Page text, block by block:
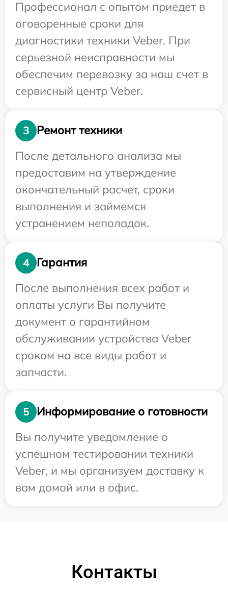
Профессионал с опытом приедет в
оговоренные сроки для
диагностики техники Veber. При
серьезной неисправности мы
обеспечим перевозку за наш счет в
сервисный центр Veber.
3
Ремонт техники
После детального анализа мы
предоставим на утверждение
окончательный расчет, сроки
выполнения и займемся
устранением неполадок.
4
Гарантия
После выполнения всех работ и
оплаты услуги Вы получите
документ о гарантийном
обслуживании устройства Veber
сроком на все виды работ и
запчасти.
5
Информирование о готовности
Вы получите уведомление о
успешном тестировании техники
Veber, и мы организуем доставку к
вам домой или в офис.
Контакты